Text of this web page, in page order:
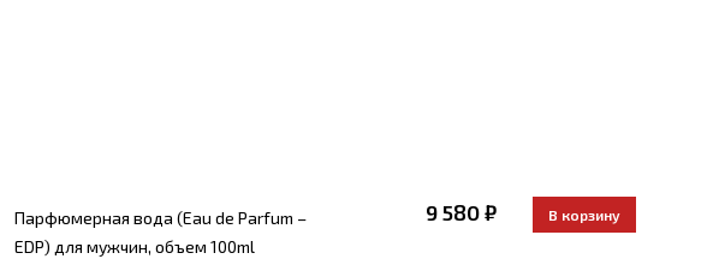
Парфюмерная вода (Eau de Parfum –
EDP) для мужчин, объем 100ml
9 580 ₽